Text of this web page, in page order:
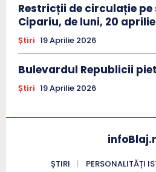
Restricții de circulație
Cipariu, de luni, 20
Știri 19 Aprilie 2026
Bulevardul Republicii
Știri 19 Aprilie 2026
ȘTIRI
PERSONALITĂȚI